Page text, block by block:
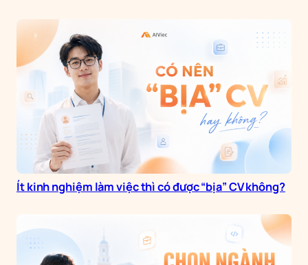
Ít kinh nghiệm làm việc thì có được “bịa” CV không?